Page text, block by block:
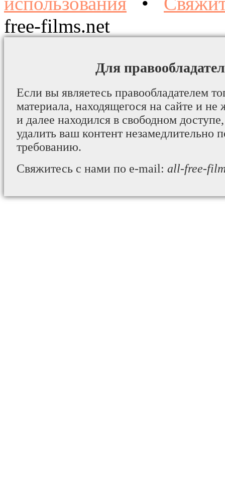
free-films.net
Для
Если вы являетесь правообладателем
материала, находящегося на сайте и не
и далее находился в свободном
удалить ваш контент незамедлительно
требованию.
Свяжитесь с нами по e-mail: all-free-